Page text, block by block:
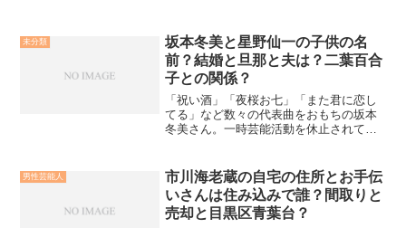
未分類
坂本冬美と星野仙一の子供の名
前？結婚と旦那と夫は？二葉百合
子との関係？
「祝い酒」「夜桜お七」「また君に恋し
てる」など数々の代表曲をおもちの坂本
冬美さん。一時芸能活動を休止されてい
んやお子さん、結婚、双葉百合子さんと
の関係などが話題に上がって...
男性芸能人
市川海老蔵の自宅の住所とお手伝
いさんは住み込みで誰？間取りと
売却と目黒区青葉台？